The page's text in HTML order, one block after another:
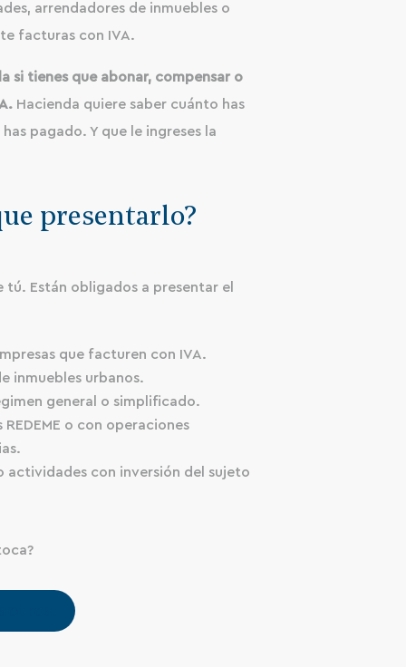
arrendadores de inmuebles o
facturas con IVA.
si tienes que abonar, compensar o
Hacienda quiere saber cuánto has
pagado. Y que le ingreses la
presentarlo?
tú. Están obligados a presentar el
que facturen con IVA.
inmuebles urbanos.
general o simplificado.
o con operaciones
actividades con inversión del sujeto